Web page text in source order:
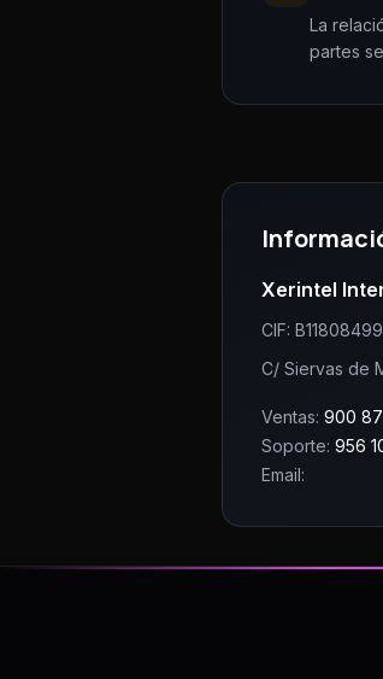
La
partes
Xerintel
CIF: B11808499
C/ Siervas de
Ventas: 900
Soporte: 956
Email: